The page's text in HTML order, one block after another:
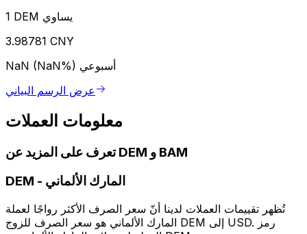
1 DEM يساوي
3.98781 CNY
NaN (NaN%) أسبوعي
عرض الرسم البياني
معلومات العملات
تعرف على المزيد عن DEM و BAM
DEM - المارك الألماني
تُظهر تقييمات العملات لدينا أنّ سعر الصرف الأكثر رواجًا لعملة
المارك الألماني هو سعر الصرف للزوج DEM إلى USD. رمز